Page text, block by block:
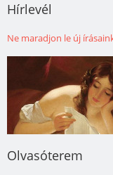
Hírlevél
Ne maradjon le új
Olvasóterem